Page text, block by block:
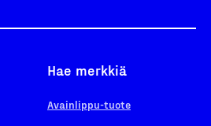
Hae merkkiä
Avainlippu-tuote